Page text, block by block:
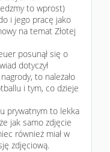
to wprost)
i jego pracę jako
na temat Złotej
posunął się o
dotyczył
to należało
i tym, co dzieje
prywatnym to lekka
jak samo zdjęcie
również miał w
zdjęciową.